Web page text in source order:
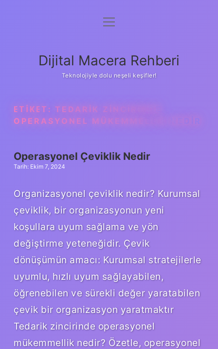
Anasayfa
Yasal Uyarı
menüyü
Dijital Macera Rehberi
Teknolojiyle dolu neşeli keşifler!
ETIKET: TEDARIK ZINCIRINDE
OPERASYONEL MÜKEMMELLIK NEDIR
Operasyonel Çeviklik Nedir
Tarih: Ekim 7, 2024
Organizasyonel çeviklik nedir? Kurumsal
çeviklik, bir organizasyonun yeni
koşullara uyum sağlama ve yön
değiştirme yeteneğidir. Çevik
dönüşümün amacı: Kurumsal stratejilerle
uyumlu, hızlı uyum sağlayabilen,
öğrenebilen ve sürekli değer yaratabilen
çevik bir organizasyon yaratmaktır
Tedarik zincirinde operasyonel
mükemmellik nedir? Özetle, operasyonel